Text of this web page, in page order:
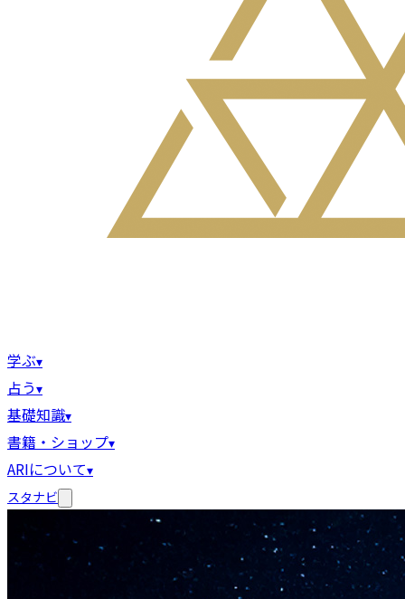
学ぶ▾
占う▾
基礎知識▾
書籍・ショップ▾
ARIについて▾
スタナビ